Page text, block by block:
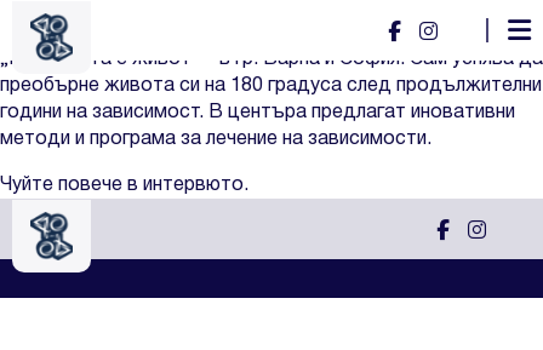
Филип Димов
Филип e основател на центрове за лечение на зависимости
„Промяната е живот“ – в гр. Варна и София. Сам успява да
преобърне живота си на 180 градуса след продължителни
години на зависимост. В центъра предлагат иновативни
методи и програма за лечение на зависимости.
Чуйте повече в интервюто.